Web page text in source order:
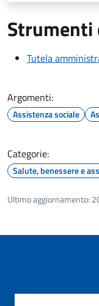
Tutela
Argomenti:
Assistenza sociale
Categorie:
Salute, benessere e
Ultimo aggiornamento: